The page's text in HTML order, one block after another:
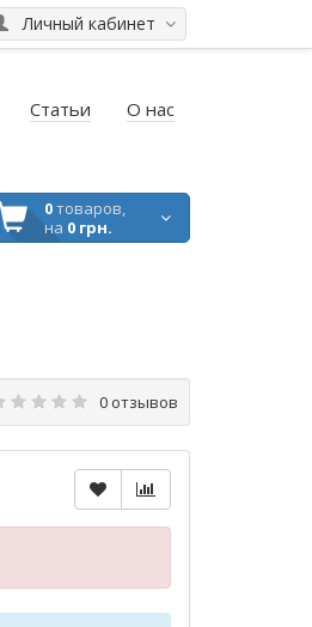
Личный кабинет
Статьи О нас
0товаров,
на 0 грн.
0 отзывов